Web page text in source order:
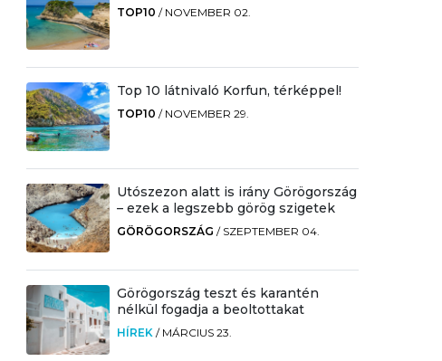
TOP10 / NOVEMBER 02.
Top 10 látnivaló Korfun, térképpel!
TOP10 / NOVEMBER 29.
Utószezon alatt is irány Görögország
– ezek a legszebb görög szigetek
GÖRÖGORSZÁG / SZEPTEMBER 04.
Görögország teszt és karantén
nélkül fogadja a beoltottakat
HÍREK / MÁRCIUS 23.